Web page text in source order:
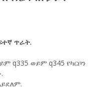
ጥራት.
q335 ወይም q345 የካርቦን